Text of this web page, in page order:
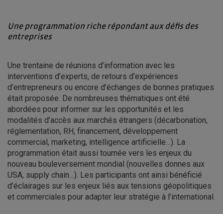
Une programmation riche répondant aux défis des
entreprises
Une trentaine de réunions d’information avec les
interventions d’experts, de retours d’expériences
d’entrepreneurs ou encore d’échanges de bonnes pratiques
était proposée. De nombreuses thématiques ont été
abordées pour informer sur les opportunités et les
modalités d’accès aux marchés étrangers (décarbonation,
réglementation, RH, financement, développement
commercial, marketing, intelligence artificielle…). La
programmation était aussi tournée vers les enjeux du
nouveau bouleversement mondial (nouvelles donnes aux
USA, supply chain…). Les participants ont ainsi bénéficié
d’éclairages sur les enjeux liés aux tensions géopolitiques
et commerciales pour adapter leur stratégie à l’international.